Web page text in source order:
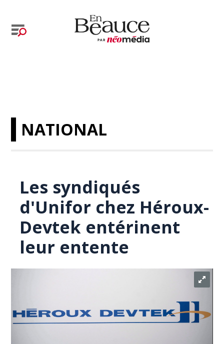
NATIONAL
Les syndiqués
d'Unifor chez Héroux-
Devtek entérinent
leur entente